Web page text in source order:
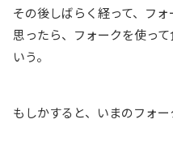
その後しばらく経って、フ
思ったら、フォークを使っ
いう。
もしかすると、いまのフォ